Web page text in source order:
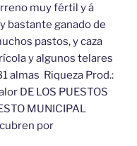
muy fértil y á
bastante ganado de
pastos, y caza
y algunos telares
almas Riqueza Prod.:
DE LOS PUESTOS
MUNICIPAL
por